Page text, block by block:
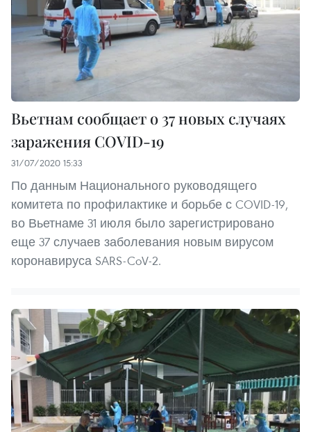
Вьетнам сообщает о 37 новых случаях
заражения COVID-19
31/07/2020 15:33
По данным Национального руководящего
комитета по профилактике и борьбе с COVID-19,
во Вьетнаме 31 июля было зарегистрировано
еще 37 случаев заболевания новым вирусом
коронавируса SARS-CoV-2.